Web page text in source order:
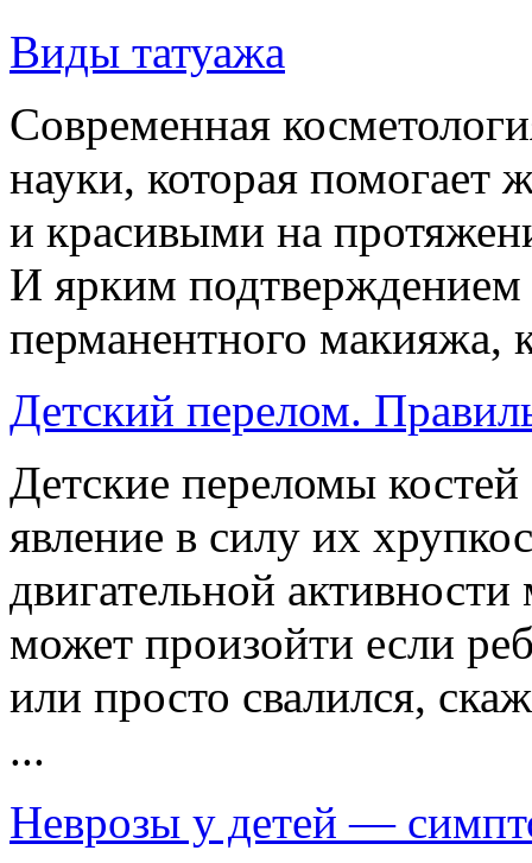
Виды татуажа
Современная
науки, которая
и красивыми на
И ярким подтверждением
перманентного макияжа,
Детский перелом.
Детские переломы
явление в силу их
двигательной
может произойти если
или просто свалился,
...
Неврозы у детей —